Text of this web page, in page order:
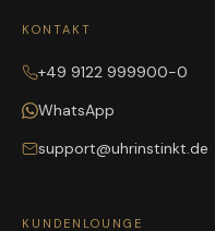
KONTAKT
+49 9122 999900-0
WhatsApp
support@uhrinstinkt.de
KUNDENLOUNGE